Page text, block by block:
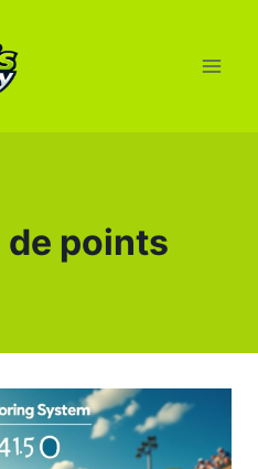
points